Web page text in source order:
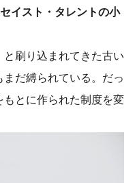
イスト・タレントの小
と刷り込まれてきた古い
だ縛られている。だっ
とに作られた制度を変